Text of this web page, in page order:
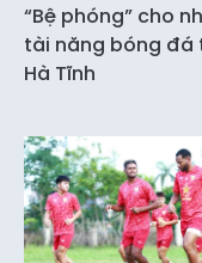
“Bệ phóng” cho
tài năng bóng đá
Hà Tĩnh